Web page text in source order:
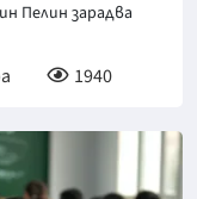
Пелин зарадва
1940